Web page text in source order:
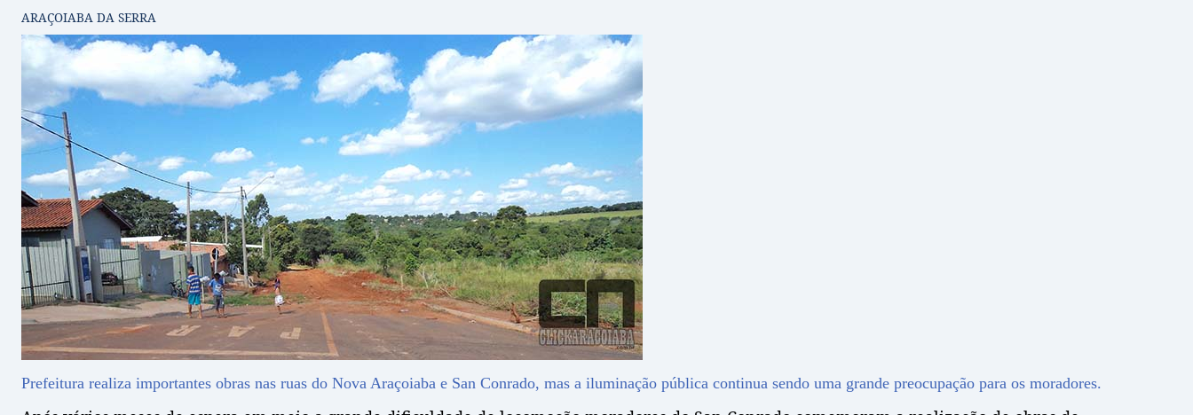
ARAÇOIABA DA SERRA
Prefeitura realiza importantes obras nas ruas do Nova Araçoiaba e San Conrado, mas a iluminação pública continua sendo uma grande preocupação para os moradores.